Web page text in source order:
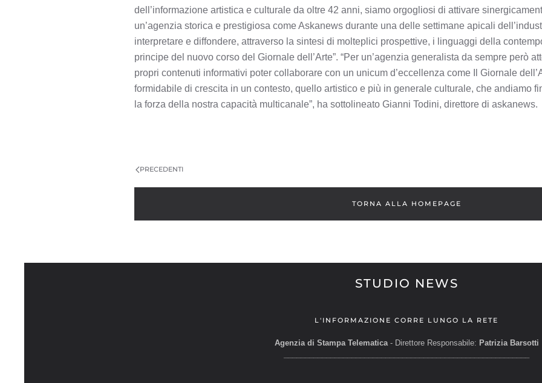
dell’informazione artistica e culturale da oltre 42 anni, siamo orgogliosi di attivare
un’agenzia storica e prestigiosa come Askanews durante una delle settimane apicali
interpretare e diffondere, attraverso la sintesi di molteplici prospettive, i linguaggi della
principe del nuovo corso del Giornale dell’Arte”. “Per un’agenzia generalista da sempre però
propri contenuti informativi poter collaborare con un unicum d’eccellenza come Il Giornale
formidabile di crescita in un contesto, quello artistico e più in generale culturale, che andiamo
la forza della nostra capacità multicanale”, ha sottolineato Gianni Todini, direttore di askanews.
PRECEDENTI
TORNA ALLA HOMEPAGE
STUDIO NEWS
L'INFORMAZIONE CORRE LUNGO LA RETE
Agenzia di Stampa Telematica- Direttore Responsabile: Patrizia Barsotti